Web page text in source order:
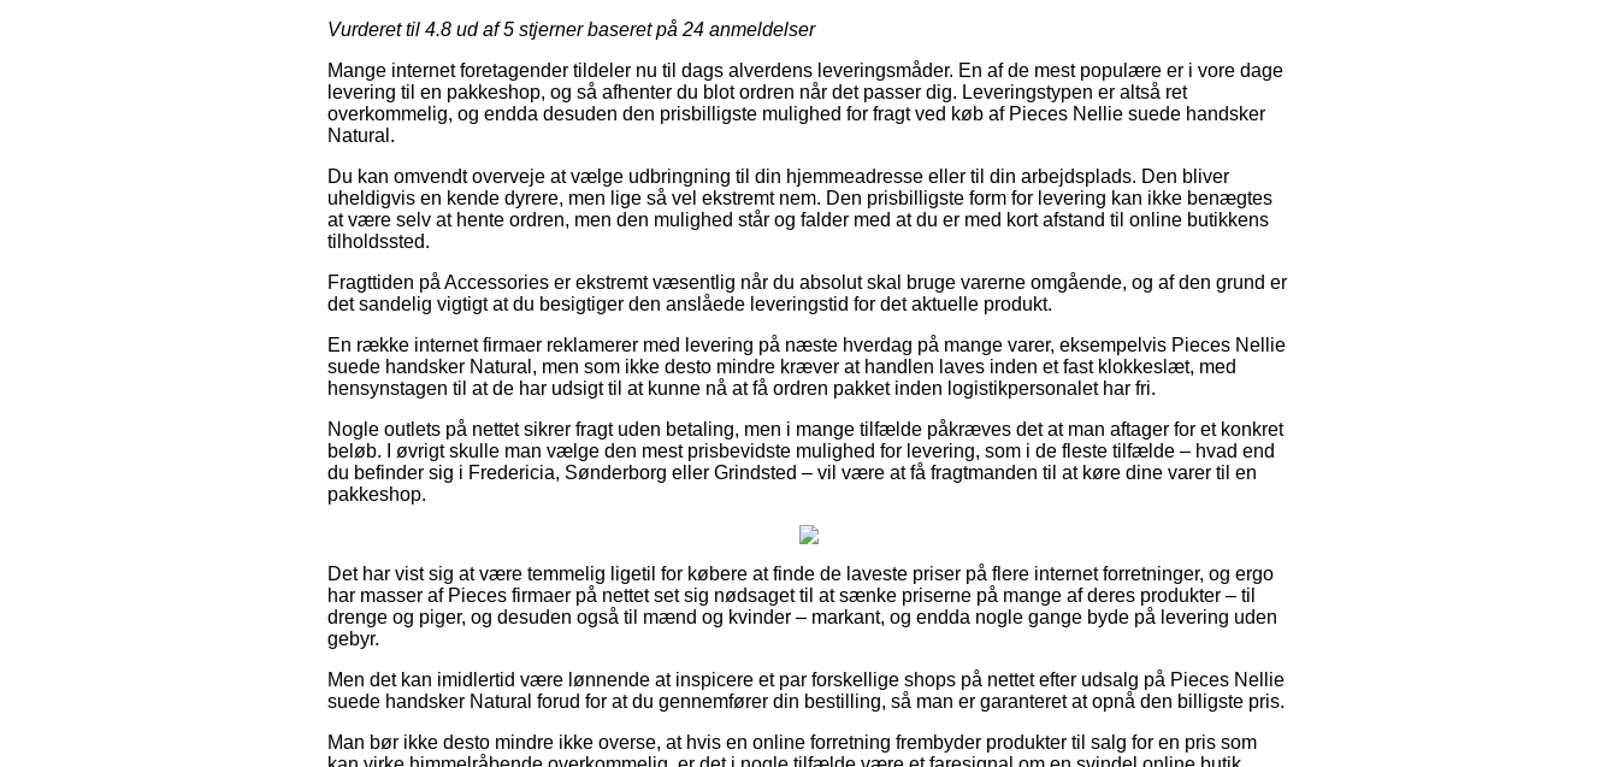
Vurderet til 4.8 ud af 5 stjerner baseret på 24 anmeldelser
Mange internet foretagender tildeler nu til dags alverdens leveringsmåder. En af de mest populære er i vore dage
levering til en pakkeshop, og så afhenter du blot ordren når det passer dig. Leveringstypen er altså ret
overkommelig, og endda desuden den prisbilligste mulighed for fragt ved køb af Pieces Nellie suede handsker
Natural.
Du kan omvendt overveje at vælge udbringning til din hjemmeadresse eller til din arbejdsplads. Den bliver
uheldigvis en kende dyrere, men lige så vel ekstremt nem. Den prisbilligste form for levering kan ikke benægtes
at være selv at hente ordren, men den mulighed står og falder med at du er med kort afstand til online butikkens
tilholdssted.
Fragttiden på Accessories er ekstremt væsentlig når du absolut skal bruge varerne omgående, og af den grund er
det sandelig vigtigt at du besigtiger den anslåede leveringstid for det aktuelle produkt.
En række internet firmaer reklamerer med levering på næste hverdag på mange varer, eksempelvis Pieces Nellie
suede handsker Natural, men som ikke desto mindre kræver at handlen laves inden et fast klokkeslæt, med
hensynstagen til at de har udsigt til at kunne nå at få ordren pakket inden logistikpersonalet har fri.
Nogle outlets på nettet sikrer fragt uden betaling, men i mange tilfælde påkræves det at man aftager for et konkret
beløb. I øvrigt skulle man vælge den mest prisbevidste mulighed for levering, som i de fleste tilfælde – hvad end
du befinder sig i Fredericia, Sønderborg eller Grindsted – vil være at få fragtmanden til at køre dine varer til en
pakkeshop.
Det har vist sig at være temmelig ligetil for købere at finde de laveste priser på flere internet forretninger, og ergo
har masser af Pieces firmaer på nettet set sig nødsaget til at sænke priserne på mange af deres produkter – til
drenge og piger, og desuden også til mænd og kvinder – markant, og endda nogle gange byde på levering uden
gebyr.
Men det kan imidlertid være lønnende at inspicere et par forskellige shops på nettet efter udsalg på Pieces Nellie
suede handsker Natural forud for at du gennemfører din bestilling, så man er garanteret at opnå den billigste pris.
Man bør ikke desto mindre ikke overse, at hvis en online forretning frembyder produkter til salg for en pris som